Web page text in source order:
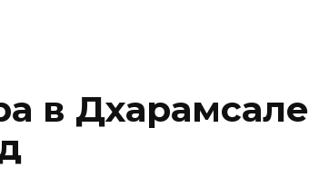
в Дхарамсале